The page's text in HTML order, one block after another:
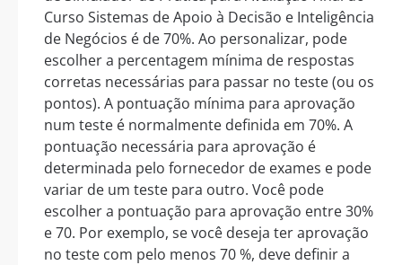
Curso Sistemas de Apoio à Decisão e Inteligência
de Negócios é de 70%. Ao personalizar, pode
escolher a percentagem mínima de respostas
corretas necessárias para passar no teste (ou os
pontos). A pontuação mínima para aprovação
num teste é normalmente definida em 70%. A
pontuação necessária para aprovação é
determinada pelo fornecedor de exames e pode
variar de um teste para outro. Você pode
escolher a pontuação para aprovação entre 30%
e 70. Por exemplo, se você deseja ter aprovação
no teste com pelo menos 70 %, deve definir a